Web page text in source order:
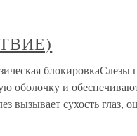
блокировкаСлезы
оболочку и
вызывает сухость